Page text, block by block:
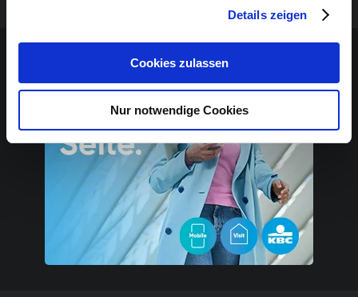
Details zeigen
Cookies zulassen
Nur notwendige Cookies